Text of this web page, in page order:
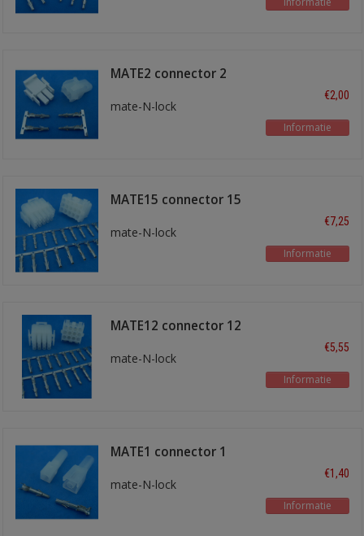
MATE2 connector 2
mate-N-lock
€2,00
Informatie
MATE15 connector 15
mate-N-lock
€7,25
Informatie
MATE12 connector 12
mate-N-lock
€5,55
Informatie
MATE1 connector 1
mate-N-lock
€1,40
Informatie